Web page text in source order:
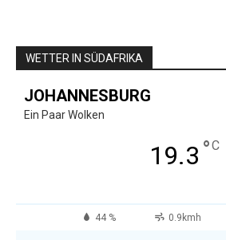
WETTER IN SÜDAFRIKA
JOHANNESBURG
Ein Paar Wolken
19.3 °C
44 % 0.9kmh